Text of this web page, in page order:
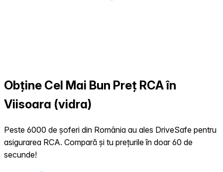
Obține Cel Mai Bun Preț RCA în
Viisoara (vidra)
Peste 6000 de șoferi din România au ales DriveSafe pentru
asigurarea RCA. Compară și tu prețurile în doar 60 de
secunde!